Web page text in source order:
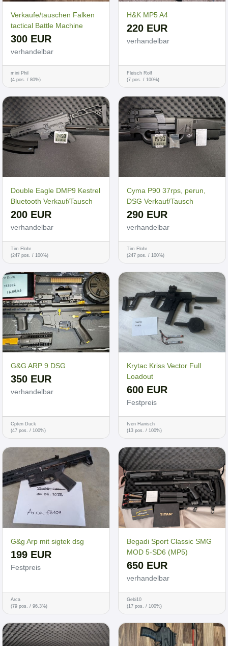
Verkaufe/tauschen Falken
tactical Battle Machine
300 EUR
verhandelbar
mini Phil
(4 pos. / 80%)
H&K MP5 A4
220 EUR
verhandelbar
Fleisch Rolf
(7 pos. / 100%)
Double Eagle DMP9 Kestrel
Bluetooth Verkauf/Tausch
200 EUR
verhandelbar
Tim Flohr
(247 pos. / 100%)
Cyma P90 37rps, perun,
DSG Verkauf/Tausch
290 EUR
verhandelbar
Tim Flohr
(247 pos. / 100%)
G&G ARP 9 DSG
350 EUR
verhandelbar
Cpten Duck
(47 pos. / 100%)
Krytac Kriss Vector Full
Loadout
600 EUR
Festpreis
Iven Hanisch
(13 pos. / 100%)
G&g Arp mit sigtek dsg
199 EUR
Festpreis
Arca
(79 pos. / 96.3%)
Begadi Sport Classic SMG
MOD 5-SD6 (MP5)
650 EUR
verhandelbar
Gebi10
(17 pos. / 100%)